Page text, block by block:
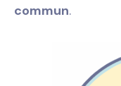
commun.